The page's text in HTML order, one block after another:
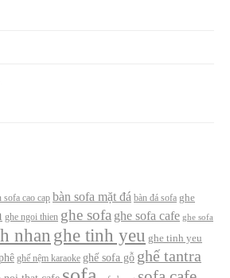
sofa cao cap bàn sofa mặt đá bàn đá sofa ghe
ghe ngoi thien ghe sofa ghe sofa cafe ghe sofa
nhan ghe tinh yeu ghe tinh yeu
ghế nệm karaoke ghế sofa gỗ ghế tantra